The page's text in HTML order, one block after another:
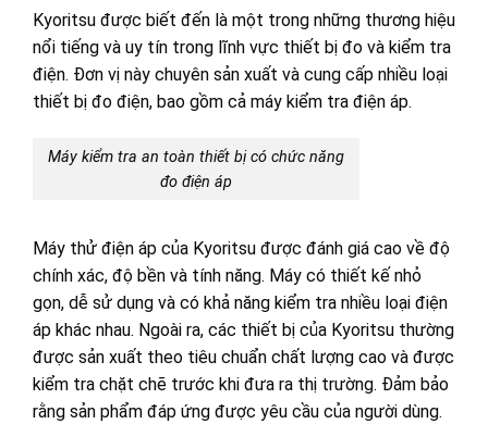
Kyoritsu được biết đến là một trong những thương hiệu
nổi tiếng và uy tín trong lĩnh vực thiết bị đo và kiểm tra
điện. Đơn vị này chuyên sản xuất và cung cấp nhiều loại
thiết bị đo điện, bao gồm cả máy kiểm tra điện áp.
Máy kiểm tra an toàn thiết bị có chức năng
đo điện áp
Máy thử điện áp của Kyoritsu được đánh giá cao về độ
chính xác, độ bền và tính năng. Máy có thiết kế nhỏ
gọn, dễ sử dụng và có khả năng kiểm tra nhiều loại điện
áp khác nhau. Ngoài ra, các thiết bị của Kyoritsu thường
được sản xuất theo tiêu chuẩn chất lượng cao và được
kiểm tra chặt chẽ trước khi đưa ra thị trường. Đảm bảo
rằng sản phẩm đáp ứng được yêu cầu của người dùng.